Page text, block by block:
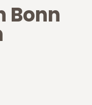
Bonn